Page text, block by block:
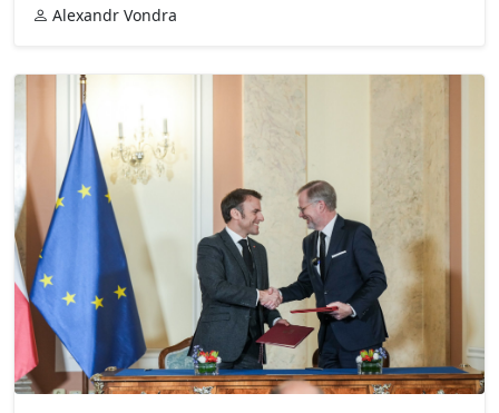
Alexandr Vondra